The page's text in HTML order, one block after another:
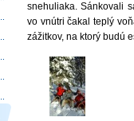
snehuliaka. Sánkovali
vo vnútri čakal teplý
zážitkov, na ktorý budú